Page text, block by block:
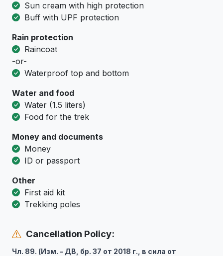
Sun cream with high protection
Buff with UPF protection
Rain protection
Raincoat
-or-
Waterproof top and bottom
Water and food
Water (1.5 liters)
Food for the trek
Money and documents
Money
ID or passport
Other
First aid kit
Trekking poles
Cancellation Policy:
Чл. 89. (Изм. – ДВ, бр. 37 от 2018 г., в сила от